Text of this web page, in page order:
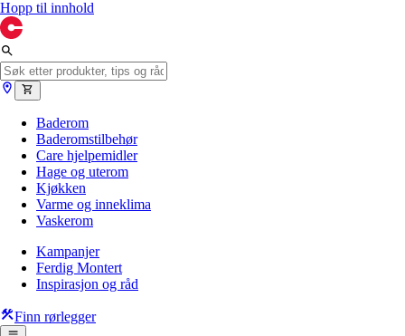
Hopp til innhold
Baderom
Baderomstilbehør
Care hjelpemidler
Hage og uterom
Kjøkken
Varme og inneklima
Vaskerom
Kampanjer
Ferdig Montert
Inspirasjon og råd
Finn rørlegger